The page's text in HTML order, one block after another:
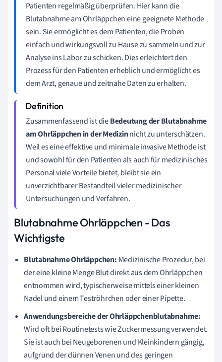
Patienten regelmäßig überprüfen. Hier kann die
Blutabnahme am Ohrläppchen eine geeignete Methode
sein. Sie ermöglicht es dem Patienten, die Proben
einfach und wirkungsvoll zu Hause zu sammeln und zur
Analyse ins Labor zu schicken. Dies erleichtert den
Prozess für den Patienten erheblich und ermöglicht es
dem Arzt, genaue und zeitnahe Daten zu erhalten.
Zusammenfassend ist dieBedeutung der Blutabnahme
am Ohrläppchen in der Medizinnicht zu unterschätzen.
Weil es eine effektive und minimale invasive Methode ist
und sowohl für den Patienten als auch für medizinisches
Personal viele Vorteile bietet, bleibt sie ein
unverzichtbarer Bestandteil vieler medizinischer
Untersuchungen und Verfahren.
Blutabnahme Ohrläppchen - Das
Wichtigste
Blutabnahme Ohrläppchen: Medizinische Prozedur, bei
der eine kleine Menge Blut direkt aus dem Ohrläppchen
entnommen wird, typischerweise mittels einer kleinen
Nadel und einem Teströhrchen oder einer Pipette.
Anwendungsbereiche der Ohrläppchenblutabnahme:
Wird oft bei Routinetests wie Zuckermessung verwendet.
Sie ist auch bei Neugeborenen und Kleinkindern gängig,
aufgrund der dünnen Venen und des geringen